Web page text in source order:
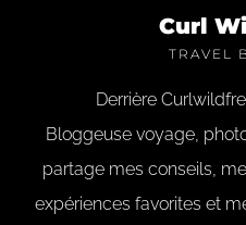
Curl
TRAVEL
Derrière
Bloggeuse voyage,
partage mes conseils,
expériences favorites et